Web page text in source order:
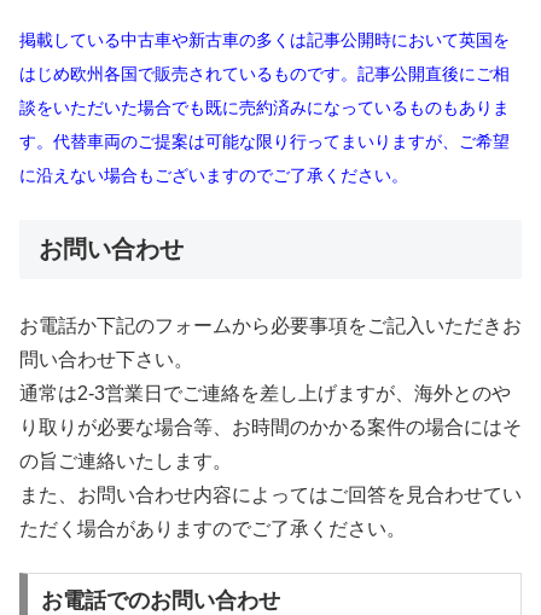
掲載している中古車や新古車の多くは記事公開時において英国を
はじめ欧州各国で販売されているものです。記事公開直後にご相
談をいただいた場合でも既に売約済みになっているものもありま
す。代替車両のご提案は可能な限り行ってまいりますが、ご希望
に沿えない場合もございますのでご了承ください。
お問い合わせ
お電話か下記のフォームから必要事項をご記入いただきお
問い合わせ下さい。
通常は2-3営業日でご連絡を差し上げますが、海外とのや
り取りが必要な場合等、お時間のかかる案件の場合にはそ
の旨ご連絡いたします。
また、お問い合わせ内容によってはご回答を見合わせてい
ただく場合がありますのでご了承ください。
お電話でのお問い合わせ